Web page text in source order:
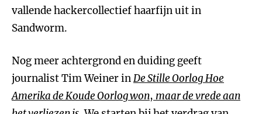
vallende hackercollectief haarfijn uit in
Sandworm.
Nog meer achtergrond en duiding geeft
journalist Tim Weiner inDe Stille OorlogHoe
Amerika de Koude Oorlog won, maar de vrede aan